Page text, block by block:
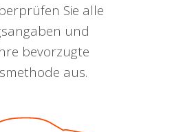
Sie alle
und
bevorzugte
aus.